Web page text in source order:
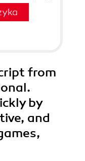
from
by
and